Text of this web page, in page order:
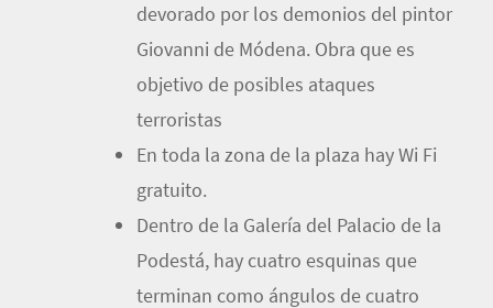
devorado por los demonios del pintor
Giovanni de Módena. Obra que es
objetivo de posibles ataques
terroristas
En toda la zona de la plaza hay Wi Fi
gratuito.
Dentro de la Galería del Palacio de la
Podestá, hay cuatro esquinas que
terminan como ángulos de cuatro